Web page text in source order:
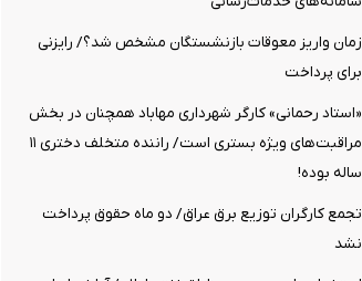
زمان واریز معوقات بازنشستگان مشخص شد؟/ رایزنی
برای پرداخت
«استاد رحمانی» کارگر شهرداری مهاباد همچنان در بخش
مراقبت‌های ویژه بستری است/ راننده متخلف دختری ۱۱
ساله بوده!
تجمع کارگران توزیع برق عراق/ دو ماه حقوق پرداخت
نشد